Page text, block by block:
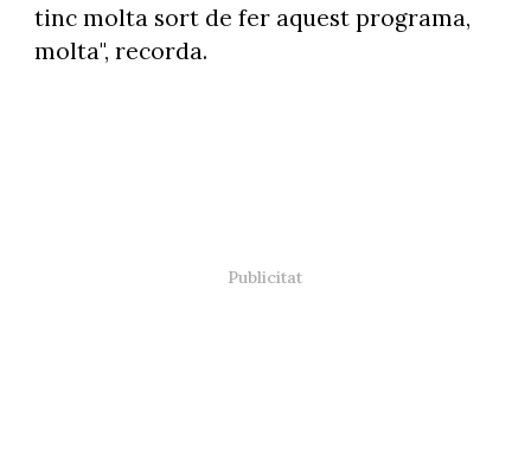
tinc molta sort de fer aquest programa,
molta", recorda.